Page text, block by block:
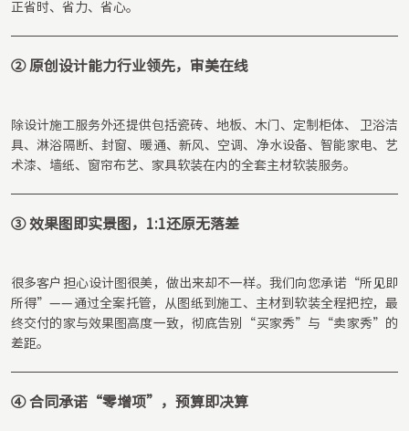
正省时、省力、省心。
② 原创设计能力行业领先，审美在线
除设计施⼯服务外还提供包括瓷砖、地板、木门、定制柜体、 卫浴洁
具、淋浴隔断、封窗、暖通、新风、空调、净水设备、智能家电、艺
术漆、墙纸、窗帘布艺、家具软装在内的全套主材软装服务。
③ 效果图即实景图，1:1还原无落差
很多客户担心设计图很美，做出来却不一样。我们向您承诺“所见即
所得”——通过全案托管，从图纸到施工、主材到软装全程把控，最
终交付的家与效果图高度一致，彻底告别“买家秀”与“卖家秀”的
差距。
④ 合同承诺“零增项”，预算即决算